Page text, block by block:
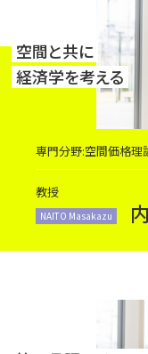
空間と共に
経済学を考える
専門分野:空間価格理
教授
NAITO Masakazu